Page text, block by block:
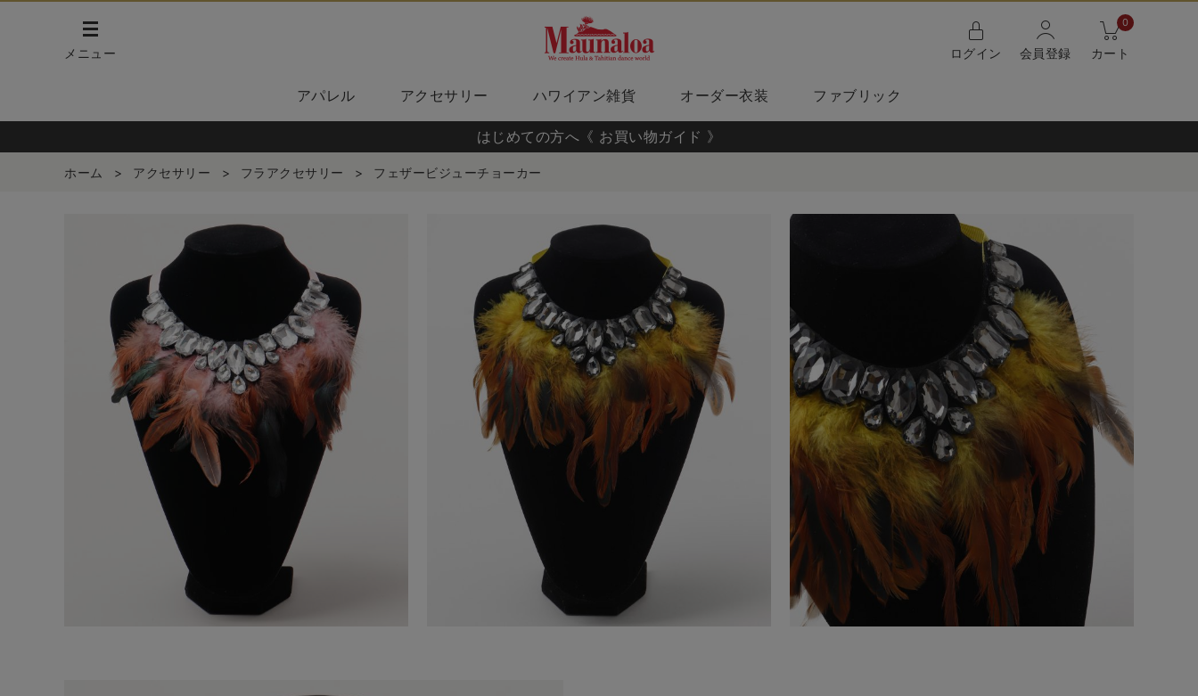
メニュー ログイン 会員登録
0
カート
アパレル アクセサリー ハワイアン雑貨 オーダー衣装 ファブリック
はじめての方へ《 お買い物ガイド 》
ホーム > アクセサリー > フラアクセサリー > フェザービジューチョーカー